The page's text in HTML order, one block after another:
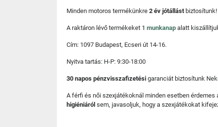
Minden motoros termékünkre 2 év jótállást biztosítunk!
A raktáron lévő termékeket 1 munkanap alatt
Cím: 1097 Budapest, Ecseri út 14-16.
Nyitva tartás: H-P: 9:30-18:00
30 napos pénzvisszafizetési garanciát biztosítunk
A férfi és női szexjátékoknál minden esetben érdemes
higiéniáról sem, javasoljuk, hogy a szexjátékokat